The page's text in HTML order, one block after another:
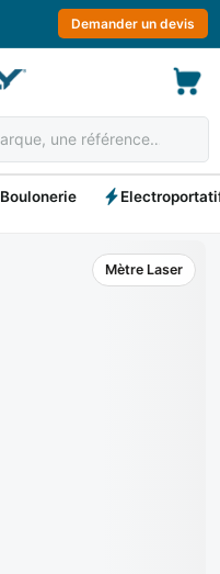
Demander un devis
Boulonerie
Mètre Laser